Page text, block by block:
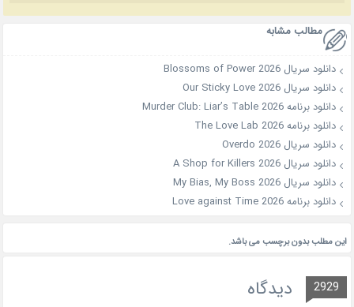
مطالب مشابه
دانلود سریال Blossoms of Power 2026
دانلود سریال Our Sticky Love 2026
دانلود برنامه Murder Club: Liar’s Table 2026
دانلود برنامه The Love Lab 2026
دانلود سریال Overdo 2026
دانلود سریال A Shop for Killers 2026
دانلود سریال My Bias, My Boss 2026
دانلود برنامه Love against Time 2026
این مطلب بدون برچسب می باشد.
2929 دیدگاه